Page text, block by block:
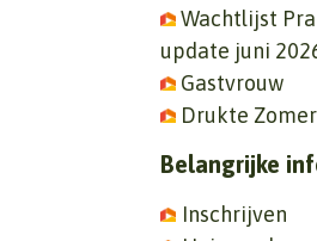
Wachtlijst
update juni
Gastvrouw
Drukte
Belangrijke
Inschrijven